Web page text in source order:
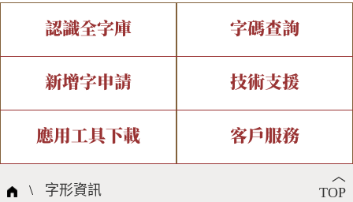
認識全字庫
全字庫介紹 全字庫現況
中文碼介紹 專有名詞介紹
國際字碼相關組織
字碼查詢
IDS查詢 部件查詢
複合查詢 注音查詢
筆畫查詢
新增字申請
新字申請處理流程
技術支援
字形即時顯示 造字解決方案
全字庫授權 轉碼Web Service
應用工具下載
個人電腦造字處理工具
客戶服務
問題集
︿
TOP
\ 字形資訊